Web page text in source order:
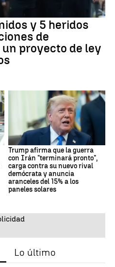
y 5 heridos
de
proyecto de ley
Trump afirma que la guerra
con Irán "terminará pronto",
carga contra su nuevo rival
demócrata y anuncia
aranceles del 15% a los
paneles solares
Lo último